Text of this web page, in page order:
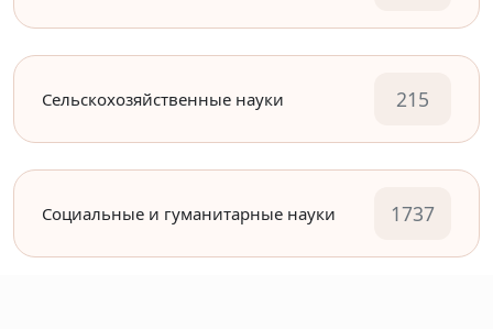
Сельскохозяйственные науки 215
Социальные и гуманитарные науки 1737